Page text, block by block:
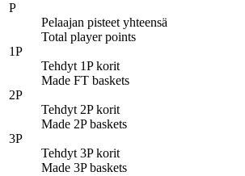
P
Pelaajan pisteet yhteensä
Total player points
1P
Tehdyt 1P korit
Made FT baskets
2P
Tehdyt 2P korit
Made 2P baskets
3P
Tehdyt 3P korit
Made 3P baskets